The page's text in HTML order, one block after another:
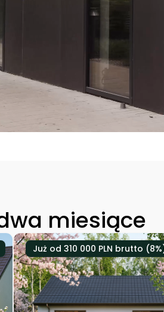
miesiące
Już od 310 000 PLN brutto